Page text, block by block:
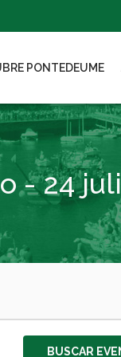
PONTEDEUME
- 24
BUSCAR